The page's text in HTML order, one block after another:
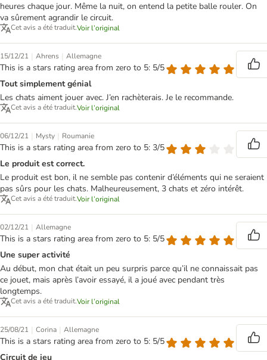
heures chaque jour. Même la nuit, on entend la petite balle rouler. On
va sûrement agrandir le circuit.
Cet avis a été traduit.Voir l’original
15/12/21 | Ahrens | Allemagne
This is a stars rating area from zero to 5: 5/5
Tout simplement génial
Les chats aiment jouer avec. J’en rachèterais. Je le recommande.
Cet avis a été traduit.Voir l’original
06/12/21 | Mysty | Roumanie
This is a stars rating area from zero to 5: 3/5
Le produit est correct.
Le produit est bon, il ne semble pas contenir d’éléments qui ne seraient
pas sûrs pour les chats. Malheureusement, 3 chats et zéro intérêt.
Cet avis a été traduit.Voir l’original
02/12/21 | Allemagne
This is a stars rating area from zero to 5: 5/5
Une super activité
Au début, mon chat était un peu surpris parce qu’il ne connaissait pas
ce jouet, mais après l’avoir essayé, il a joué avec pendant très
longtemps.
Cet avis a été traduit.Voir l’original
25/08/21 | Corina | Allemagne
This is a stars rating area from zero to 5: 5/5
Circuit de jeu